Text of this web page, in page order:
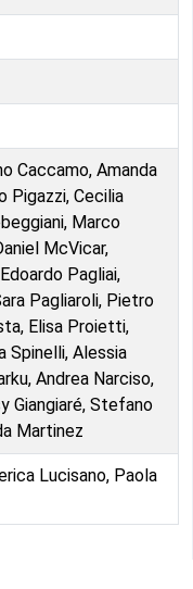
Caccamo, Amanda
Pigazzi, Cecilia
Marco
McVicar,
Pagliai,
Pagliaroli, Pietro
Elisa Proietti,
Spinelli, Alessia
Andrea Narciso,
Giangiaré, Stefano
Martinez
Lucisano, Paola